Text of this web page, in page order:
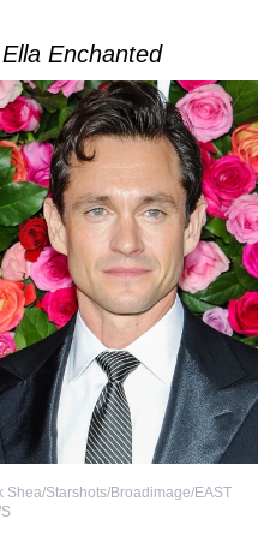
Ella Enchanted
Shea/Starshots/Broadimage/EAST